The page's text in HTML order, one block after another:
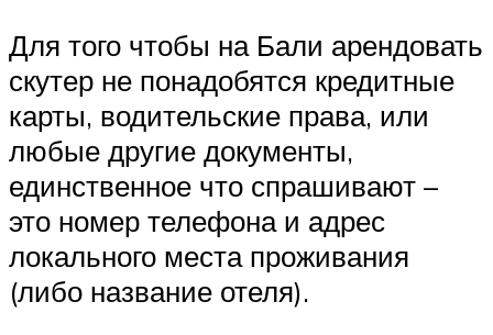
Для того чтобы на Бали арендовать
скутер не понадобятся кредитные
карты, водительские права, или
любые другие документы,
единственное что спрашивают –
это номер телефона и адрес
локального места проживания
(либо название отеля).